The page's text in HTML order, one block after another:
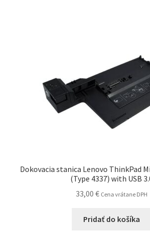
Dokovacia stanica Lenovo ThinkPad
(Type 4337) with USB
33,00 € Cena vrátane DPH
Pridať do košíka